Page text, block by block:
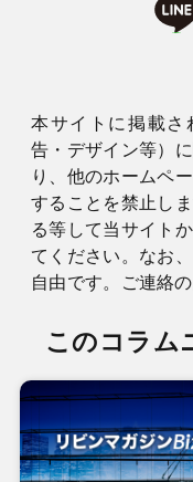
本サイトに掲載さ
告・デザイン等）
り、他のホームペ
することを禁止し
る等して当サイト
てください。なお
自由です。ご連絡
このコラム